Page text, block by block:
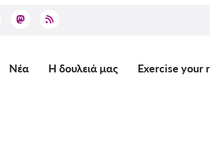
Main
Νέα Η δουλειά μας Exercise your